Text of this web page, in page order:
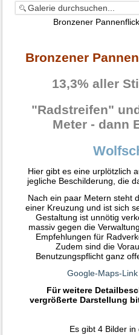
Bronzener
Bronzener
13,3% aller
"Radstreifen"
Meter - dann
Hier gibt es eine urplötzlich
jegliche Beschilderung, die
Nach ein paar Metern steht
einer Kreuzung und ist sich
Gestaltung ist unnötig
massiv gegen die
Empfehlungen für
Zudem sind die
Benutzungspflicht ganz
Google-Maps-
Für weitere
vergrößerte Darstellung
Es gibt 4 Bilder